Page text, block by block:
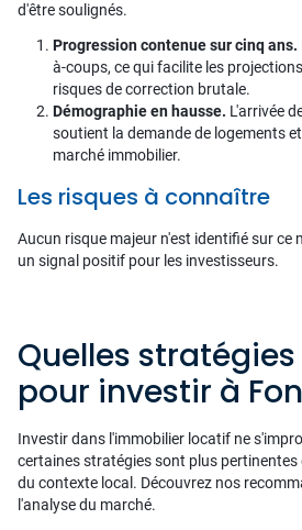
d'être soulignés.
Progression contenue sur cinq ans.
à-coups, ce qui facilite les
risques de correction brutale.
Démographie en hausse. L'arrivée
soutient la demande de logements
marché immobilier.
Les risques à connaître
Aucun risque majeur n'est identifié sur ce
un signal positif pour les investisseurs.
Quelles
pour investir à
Investir dans l'immobilier locatif ne
certaines stratégies sont plus
du contexte local. Découvrez nos
l'analyse du marché.